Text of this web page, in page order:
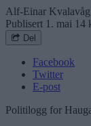
Alf-Einar Kvalavåg
Publisert 1. mai 14
Del
Facebook
Twitter
E-post
Politilogg for